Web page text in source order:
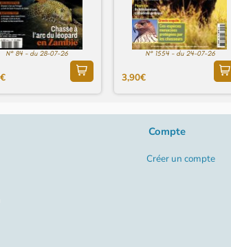
N° 84 - du 28-07-26 N° 1554 - du 24-07-26
3,90€
Compte
Créer un compte